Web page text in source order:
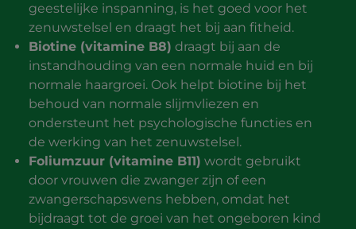
geestelijke inspanning, is het goed voor het
zenuwstelsel en draagt het bij aan fitheid.
Biotine (vitamine B8) draagt bij aan de
instandhouding van een normale huid en bij
normale haargroei. Ook helpt biotine bij het
behoud van normale slijmvliezen en
ondersteunt het psychologische functies en
de werking van het zenuwstelsel.
Foliumzuur (vitamine B11) wordt gebruikt
door vrouwen die zwanger zijn of een
zwangerschapswens hebben, omdat het
bijdraagt tot de groei van het ongeboren kind